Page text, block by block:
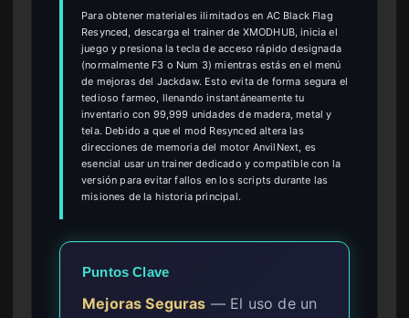
Para obtener materiales ilimitados en AC Black Flag
Resynced, descarga el trainer de XMODHUB, inicia el
juego y presiona la tecla de acceso rápido designada
(normalmente F3 o Num 3) mientras estás en el menú
de mejoras del Jackdaw. Esto evita de forma segura el
tedioso farmeo, llenando instantáneamente tu
inventario con 99,999 unidades de madera, metal y
tela. Debido a que el mod Resynced altera las
direcciones de memoria del motor AnvilNext, es
esencial usar un trainer dedicado y compatible con la
versión para evitar fallos en los scripts durante las
misiones de la historia principal.
Puntos Clave
Mejoras Seguras — El uso de un